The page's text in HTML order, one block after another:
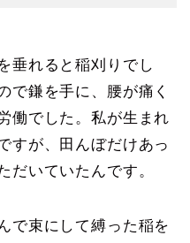
垂れると稲刈りでし
で鎌を手に、腰が痛く
働でした。私が生まれ
すが、田んぼだけあっ
だいていたんです。
で束にして縛った稲を